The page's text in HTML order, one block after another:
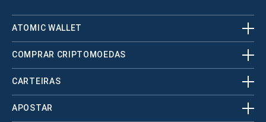
ATOMIC WALLET
COMPRAR CRIPTOMOEDAS
CARTEIRAS
APOSTAR